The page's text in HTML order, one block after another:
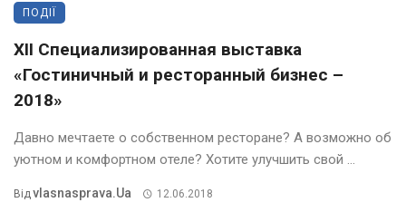
ПОДІЇ
XII Специализированная выставка
«Гостиничный и ресторанный бизнес –
2018»
Давно мечтаете о собственном ресторане? А возможно об
уютном и комфортном отеле? Хотите улучшить свой ...
ВідVlasnasprava.ua 12.06.2018